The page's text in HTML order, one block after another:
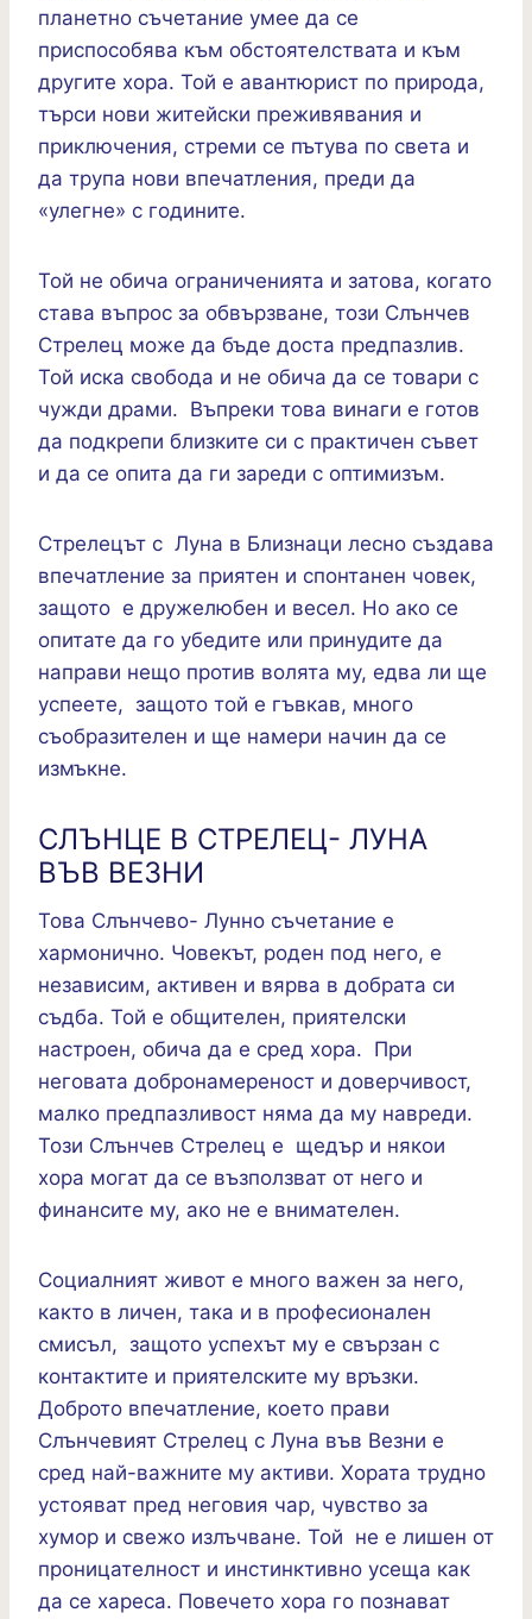
планетно съчетание умее да се
приспособява към обстоятелствата и към
другите хора. Той е авантюрист по природа,
търси нови житейски преживявания и
приключения, стреми се пътува по света и
да трупа нови впечатления, преди да
«улегне» с годините.
Той не обича ограниченията и затова, когато
става въпрос за обвързване, този Слънчев
Стрелец може да бъде доста предпазлив.
Той иска свобода и не обича да се товари с
чужди драми. Въпреки това винаги е готов
да подкрепи близките си с практичен съвет
и да се опита да ги зареди с оптимизъм.
Стрелецът с Луна в Близнаци лесно създава
впечатление за приятен и спонтанен човек,
защото е дружелюбен и весел. Но ако се
опитате да го убедите или принудите да
направи нещо против волята му, едва ли ще
успеете, защото той е гъвкав, много
съобразителен и ще намери начин да се
измъкне.
СЛЪНЦЕ В СТРЕЛЕЦ- ЛУНА
ВЪВ ВЕЗНИ
Това Слънчево- Лунно съчетание е
хармонично. Човекът, роден под него, е
независим, активен и вярва в добрата си
съдба. Той е общителен, приятелски
настроен, обича да е сред хора. При
неговата добронамереност и доверчивост,
малко предпазливост няма да му навреди.
Този Слънчев Стрелец е щедър и някои
хора могат да се възползват от него и
финансите му, ако не е внимателен.
Социалният живот е много важен за него,
както в личен, така и в професионален
смисъл, защото успехът му е свързан с
контактите и приятелските му връзки.
Доброто впечатление, което прави
Слънчевият Стрелец с Луна във Везни е
сред най-важните му активи. Хората трудно
устояват пред неговия чар, чувство за
хумор и свежо излъчване. Той не е лишен от
проницателност и инстинктивно усеща как
да се хареса. Повечето хора го познават